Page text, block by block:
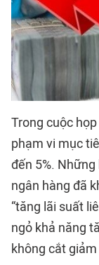
Trong cuộc
phạm vi mục
đến 5%.
ngân hàng đã
“tăng lãi suất
ngỏ khả năng
không cắt